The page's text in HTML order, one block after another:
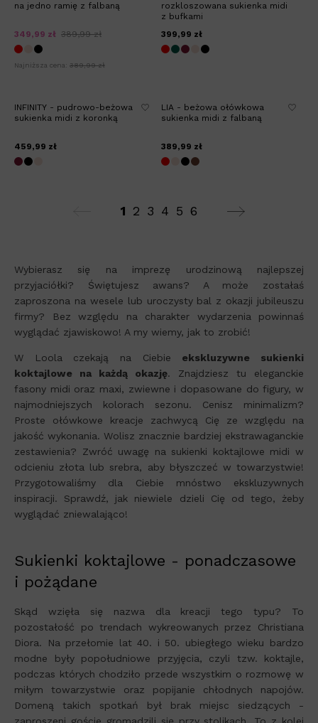
na jedno ramię z falbaną
349,99 zł 389,99 zł
Najniższa cena: 389,99 zł
rozkloszowana sukienka midi
z bufkami
399,99 zł
INFINITY - pudrowo-beżowa
sukienka midi z koronką
459,99 zł
LIA - beżowa ołówkowa
sukienka midi z falbaną
389,99 zł
1 2 3 4 5 6
Wybierasz się na imprezę urodzinową najlepszej
przyjaciółki? Świętujesz awans? A może zostałaś
zaproszona na wesele lub uroczysty bal z okazji jubileuszu
firmy? Bez względu na charakter wydarzenia powinnaś
wyglądać zjawiskowo! A my wiemy, jak to zrobić!
W Loola czekają na Ciebie ekskluzywne sukienki
koktajlowe na każdą okazję. Znajdziesz tu eleganckie
fasony midi oraz maxi, zwiewne i dopasowane do figury, w
najmodniejszych kolorach sezonu. Cenisz minimalizm?
Proste ołówkowe kreacje zachwycą Cię ze względu na
jakość wykonania. Wolisz znacznie bardziej ekstrawaganckie
zestawienia? Zwróć uwagę na sukienki koktajlowe midi w
odcieniu złota lub srebra, aby błyszczeć w towarzystwie!
Przygotowaliśmy dla Ciebie mnóstwo ekskluzywnych
inspiracji. Sprawdź, jak niewiele dzieli Cię od tego, żeby
wyglądać zniewalająco!
Sukienki koktajlowe - ponadczasowe
i pożądane
Skąd wzięła się nazwa dla kreacji tego typu? To
pozostałość po trendach wykreowanych przez Christiana
Diora. Na przełomie lat 40. i 50. ubiegłego wieku bardzo
modne były popołudniowe przyjęcia, czyli tzw. koktajle,
podczas których chodziło przede wszystkim o rozmowę w
miłym towarzystwie oraz popijanie chłodnych napojów.
Domeną takich spotkań był brak miejsc siedzących -